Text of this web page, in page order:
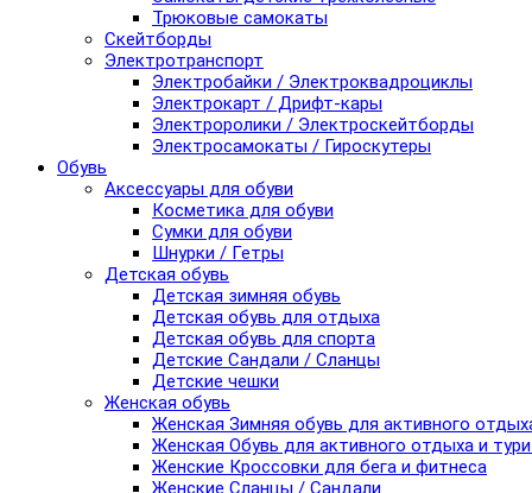
Трюковые самокаты
Скейтборды
Электротранспорт
Электробайки / Электроквадроциклы
Электрокарт / Дрифт-кары
Электроролики / Электроскейтборды
Электросамокаты / Гироскутеры
Обувь
Аксессуары для обуви
Косметика для обуви
Сумки для обуви
Шнурки / Гетры
Детская обувь
Детская зимняя обувь
Детская обувь для отдыха
Детская обувь для спорта
Детские Сандали / Сланцы
Детские чешки
Женская обувь
Женская Зимняя обувь для активного
Женская Обувь для активного отдыха и
Женские Кроссовки для бега и фитнеса
Женские Сланцы / Сандали